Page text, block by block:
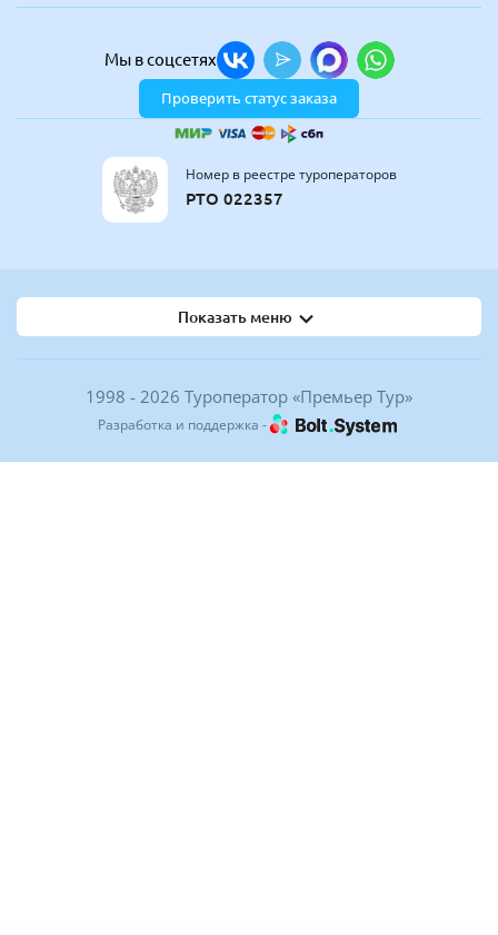
Мы в соцсетях
Проверить статус заказа
Номер в реестре туроператоров
РТО 022357
Показать меню
1998 - 2026 Туроператор «Премьер Тур»
Разработка и поддержка -